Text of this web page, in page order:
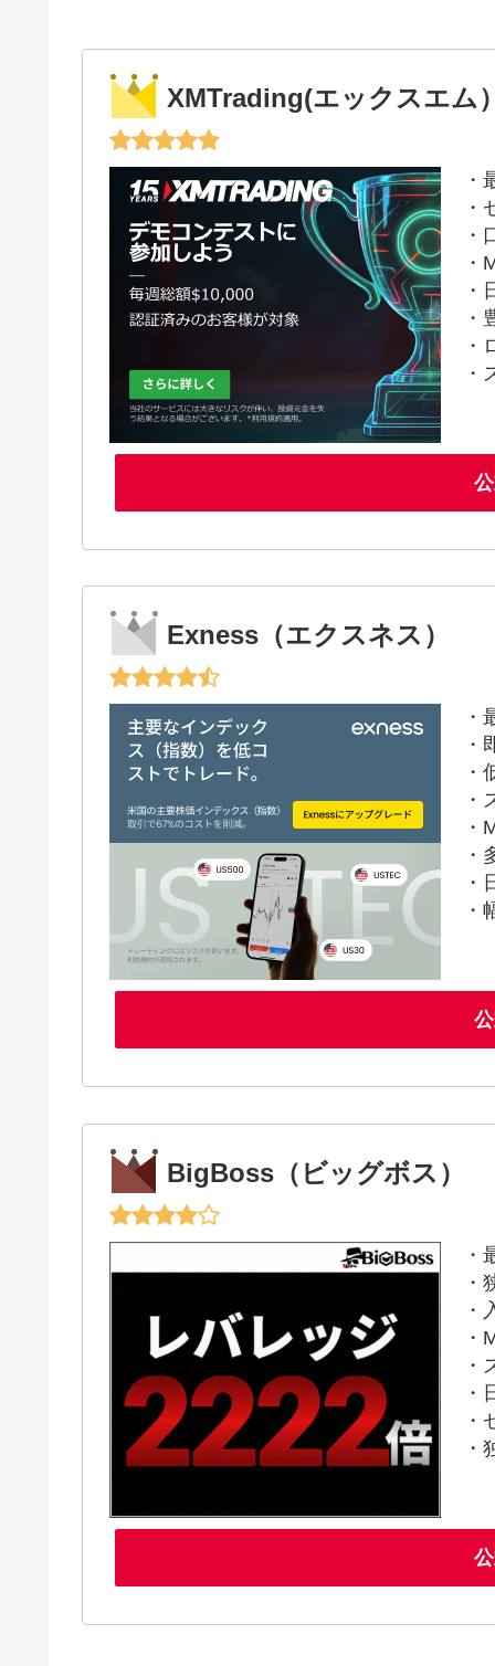
XMTrading(エックスエム
・
・
・
・
・
・
・
・
Exness（エクスネス）
・
・
・
・
・
・
・
・
BigBoss（ビッグボス）
・
・
・
・
・
・
・
・